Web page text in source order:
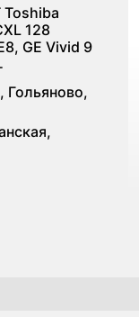
Toshiba
128
GE Vivid 9
Гольяново,